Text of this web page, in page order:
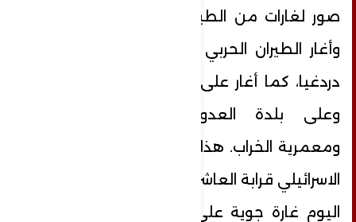
صور لغارات من الطيران الحربي المعادي،
وأغار الطيران الحربي على منزل في بلدة
دردغيا، كما أغار على اطراف بلدة معروب،
وعلى بلدة العدوسية محل البراك،
ومعمرية الخراب. هذا وشنّ الطيران الحربي
الاسرائيلي قرابة العاشرة والنصف من صباح
اليوم غارة جوية على دفعتين مستهدفاً